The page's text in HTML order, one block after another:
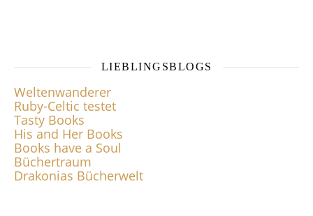
LIEBLINGSBLOGS
Weltenwanderer
Ruby-Celtic testet
Tasty Books
His and Her Books
Books have a Soul
Büchertraum
Drakonias Bücherwelt